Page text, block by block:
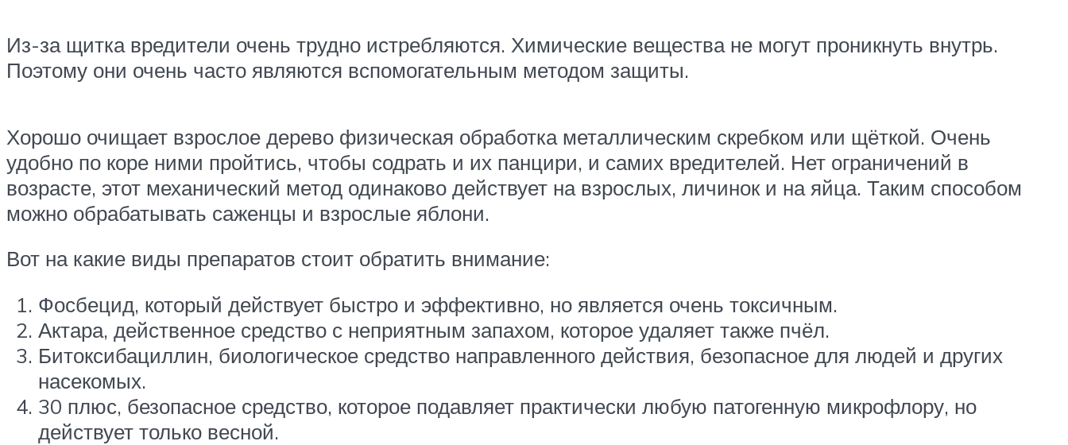
Из-за щитка вредители очень трудно истребляются. Химические вещества не могут проникнуть внутрь.
Поэтому они очень часто являются вспомогательным методом защиты.
Хорошо очищает взрослое дерево физическая обработка металлическим скребком или щёткой. Очень
удобно по коре ними пройтись, чтобы содрать и их панцири, и самих вредителей. Нет ограничений в
возрасте, этот механический метод одинаково действует на взрослых, личинок и на яйца. Таким способом
можно обрабатывать саженцы и взрослые яблони.
Вот на какие виды препаратов стоит обратить внимание:
Фосбецид, который действует быстро и эффективно, но является очень токсичным.
Актара, действенное средство с неприятным запахом, которое удаляет также пчёл.
Битоксибациллин, биологическое средство направленного действия, безопасное для людей и других
насекомых.
30 плюс, безопасное средство, которое подавляет практически любую патогенную микрофлору, но
действует только весной.